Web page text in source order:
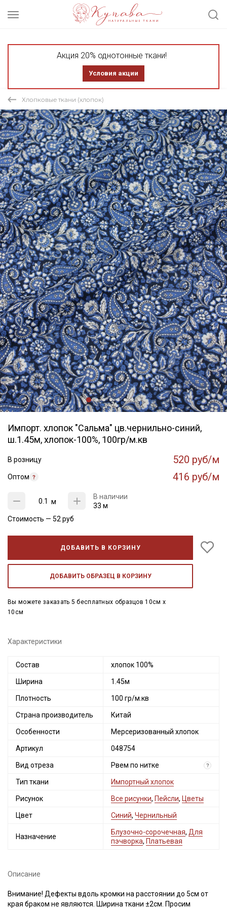
Акция 20% однотонные ткани!
Условия акции
Хлопковые ткани (хлопок)
Импорт. хлопок "Сальма" цв.чернильно-синий,
ш.1.45м, хлопок-100%, 100гр/м.кв
В розницу 520 руб/м
Оптом 416 руб/м
м
В наличии
33 м
Стоимость — 52 руб
ДОБАВИТЬ В КОРЗИНУ
ДОБАВИТЬ ОБРАЗЕЦ В КОРЗИНУ
Вы можете заказать 5 бесплатных образцов 10см x
10см
Характеристики
Состав хлопок 100%
Ширина 1.45м
Плотность 100 гр/м.кв
Страна производитель Китай
Особенности Мерсеризованный хлопок
Артикул 048754
Вид отреза Рвем по нитке ?
Тип ткани Импортный хлопок
Рисунок Все рисунки, Пейсли, Цветы
Цвет Синий, Чернильный
Назначение
Блузочно-сорочечная, Для
пэчворка, Платьевая
Описание
Внимание! Дефекты вдоль кромки на расстоянии до 5см от
края браком не являются. Ширина ткани ±2см. Просим